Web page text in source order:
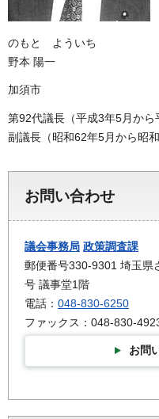
のもと よういち
野本 陽一
加須市
第92代議長（平成3年5月から
副議長（昭和62年5月から昭和
お問い合わせ
議会事務局 政策調査課
郵便番号330-9301 埼玉県
号 議事堂1階
電話： 048-830-6250
ファックス：048-830-
お問